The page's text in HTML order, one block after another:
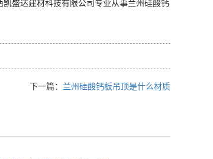
盛达建材科技有限公司专业从事兰州硅酸钙
下一篇： 兰州硅酸钙板吊顶是什么材质